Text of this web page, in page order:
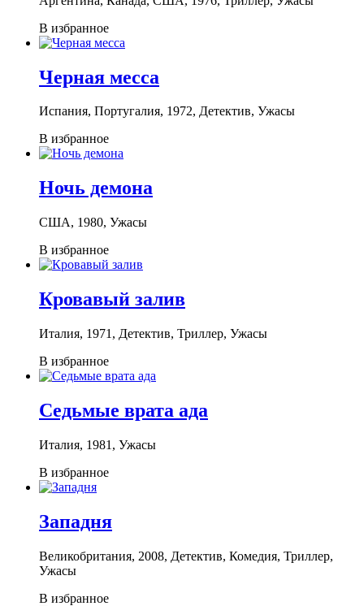
В избранное
Черная месса
Испания, Португалия, 1972, Детектив, Ужасы
В избранное
Ночь демона
США, 1980, Ужасы
В избранное
Кровавый залив
Италия, 1971, Детектив, Триллер, Ужасы
В избранное
Седьмые врата ада
Италия, 1981, Ужасы
В избранное
Западня
Великобритания, 2008, Детектив, Комедия, Триллер,
Ужасы
В избранное